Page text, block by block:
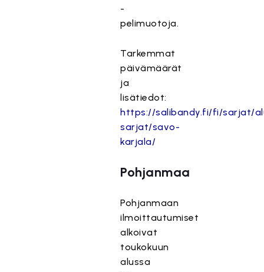
-
pelimuotoja.
Tarkemmat
päivämäärät
ja
lisätiedot:
https://salibandy.fi/fi/sarjat/
sarjat/savo-
karjala/
Pohjanmaa
Pohjanmaan
ilmoittautumiset
alkoivat
toukokuun
alussa